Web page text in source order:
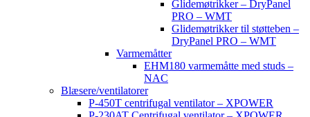
Glidemøtrikker – DryPanel
PRO – WMT
Glidemøtrikker til støtteben –
DryPanel PRO – WMT
Varmemåtter
EHM180 varmemåtte med studs –
NAC
Blæsere/ventilatorer
P-450T centrifugal ventilator – XPOWER